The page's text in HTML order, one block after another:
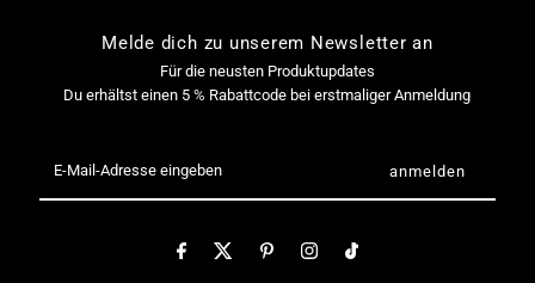
Melde dich zu unserem Newsletter an
Für die neusten Produktupdates
Du erhältst einen 5 % Rabattcode bei erstmaliger Anmeldung
Mail-
Adresse